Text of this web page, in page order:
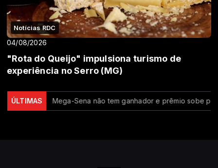
Notícias RDC
04/08/2026
"Rota do Queijo" impulsiona turismo de
experiência no Serro (MG)
ÚLTIMASMega-Sena não tem ganhador e prêmio sobe para R$